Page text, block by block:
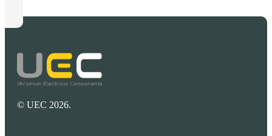
© UEC 2026.